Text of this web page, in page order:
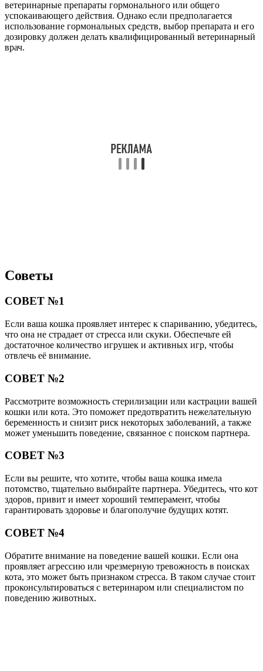
ветеринарные препараты гормонального или общего
успокаивающего действия. Однако если предполагается
использование гормональных средств, выбор препарата и его
дозировку должен делать квалифицированный ветеринарный
врач.
Советы
СОВЕТ №1
Если ваша кошка проявляет интерес к спариванию, убедитесь,
что она не страдает от стресса или скуки. Обеспечьте ей
достаточное количество игрушек и активных игр, чтобы
отвлечь её внимание.
СОВЕТ №2
Рассмотрите возможность стерилизации или кастрации вашей
кошки или кота. Это поможет предотвратить нежелательную
беременность и снизит риск некоторых заболеваний, а также
может уменьшить поведение, связанное с поиском партнера.
СОВЕТ №3
Если вы решите, что хотите, чтобы ваша кошка имела
потомство, тщательно выбирайте партнера. Убедитесь, что кот
здоров, привит и имеет хороший темперамент, чтобы
гарантировать здоровье и благополучие будущих котят.
СОВЕТ №4
Обратите внимание на поведение вашей кошки. Если она
проявляет агрессию или чрезмерную тревожность в поисках
кота, это может быть признаком стресса. В таком случае стоит
проконсультироваться с ветеринаром или специалистом по
поведению животных.